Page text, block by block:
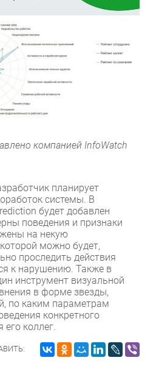
компанией InfoWatch
планирует
системы. В
будет добавлен
поведения и признаки
на некую
можно будет,
проследить действия
к нарушению. Также в
инструмент визуальной
в форме звезды,
по каким параметрам
конкретного
его коллег.